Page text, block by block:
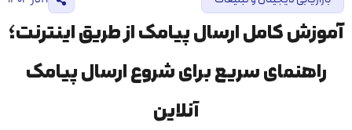
آموزش کامل ارسال پیامک از طریق اینترنت؛
راهنمای سریع برای شروع ارسال پیامک
آنلاین